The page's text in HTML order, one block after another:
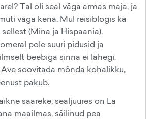
Tal oli seal väga armas maja, ja
väga kena. Mul reisiblogis ka
(Mina ja Hispaania).
pole suuri pidusid ja
beebiga sinna ei lähegi.
soovitada mõnda kohalikku,
pakub.
saareke, sealjuures on La
maailmas, säilinud pea